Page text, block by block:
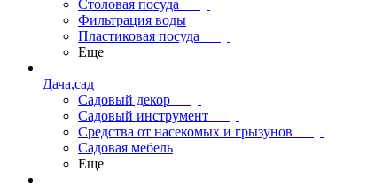
Столовая посуда
Фильтрация воды
Пластиковая посуда
Еще
Дача,сад
Садовый декор
Садовый инструмент
Средства от насекомых и грызунов
Садовая мебель
Еще